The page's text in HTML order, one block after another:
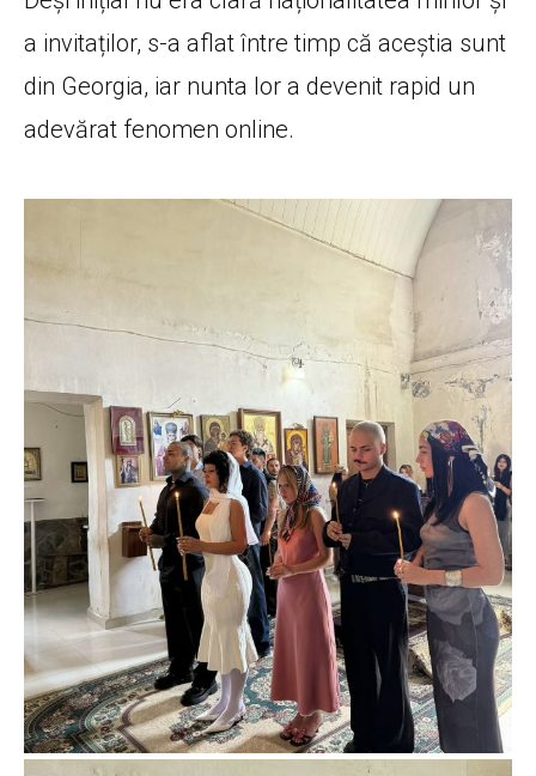
a invitaților, s-a aflat între timp că aceștia sunt
din Georgia, iar nunta lor a devenit rapid un
adevărat fenomen online.